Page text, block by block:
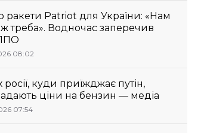
ракети Patriot для України: «Нам
треба». Водночас заперечив
08:02
росії, куди приїжджає путін,
ціни на бензин — медіа
07:54